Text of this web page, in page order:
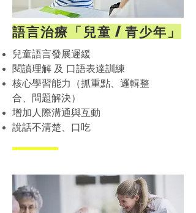
語言治療「兒童 / 青少年」
兒童語言發展遲緩
閱讀理解 及 口語表達訓練
核心學習能力（抓重點、邏輯整
合、問題解決）
增加人際溝通與互動
​說話不清楚、口吃